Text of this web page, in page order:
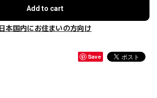
Add to cart
日本国内にお住まいの方向け
Save